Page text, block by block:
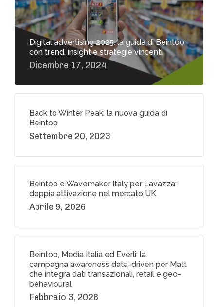
Digital advertising 2025: la guida di Beintoo
con trend, insight e strategie vincenti
Dicembre 17, 2024
Back to Winter Peak: la nuova guida di
Beintoo
Settembre 20, 2023
Beintoo e Wavemaker Italy per Lavazza:
doppia attivazione nel mercato UK
Aprile 9, 2026
Beintoo, Media Italia ed Everli: la
campagna awareness data-driven per Matt
che integra dati transazionali, retail e geo-
behavioural
Febbraio 3, 2026